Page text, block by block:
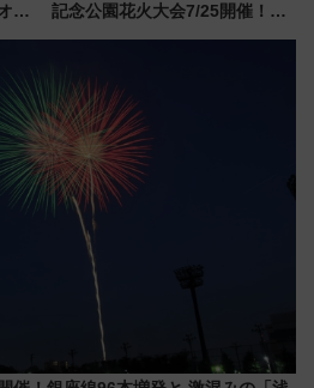
ハ
記念公園花火大会7/25開催！